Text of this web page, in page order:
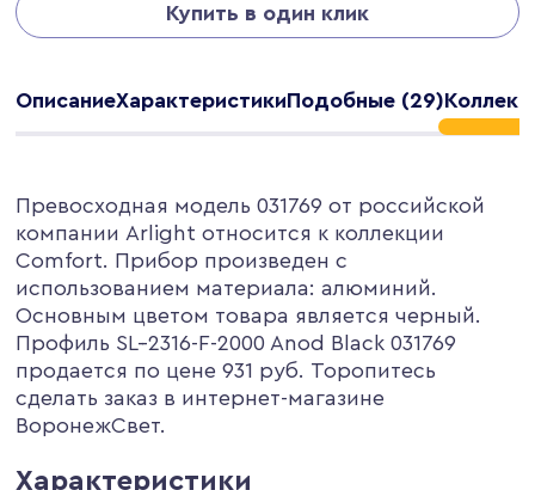
Купить в один клик
ОписаниеХарактеристикиПодобные (29)
Превосходная модель 031769 от российской
компании Arlight относится к коллекции
Comfort. Прибор произведен с
использованием материала: алюминий.
Основным цветом товара является черный.
Профиль SL--2316-F-2000 Anod Black 031769
продается по цене 931 руб. Торопитесь
сделать заказ в интернет-магазине
ВоронежСвет.
Характеристики